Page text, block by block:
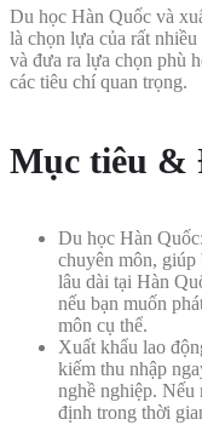
Du học Hàn Quốc và
là chọn lựa của rất
và đưa ra lựa chọn phù
các tiêu chí quan trọng.
Mục tiêu &
Du học Hàn
chuyên môn, giúp
lâu dài tại Hàn
nếu bạn muốn
môn cụ thể.
Xuất khẩu lao
kiếm thu nhập
nghề nghiệp. Nếu
định trong thời